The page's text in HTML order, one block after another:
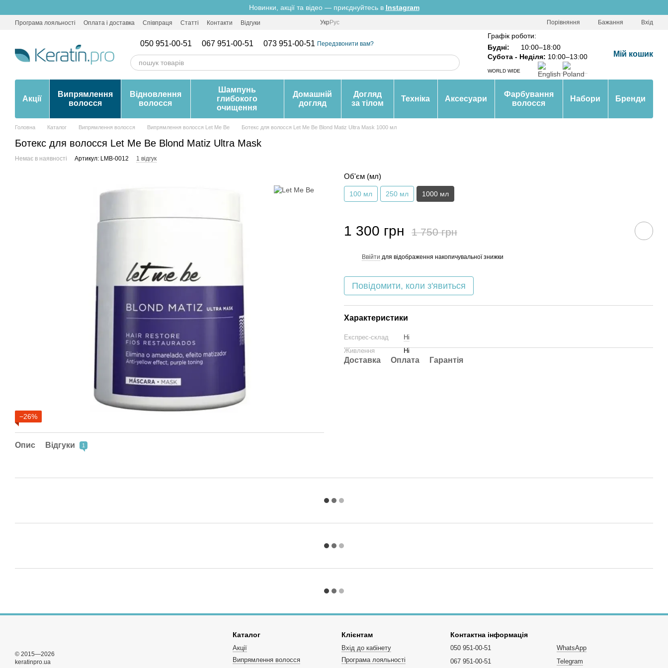
Новинки, акції та відео — приєднуйтесь в Instagram
Програма лояльності Оплата і доставка Співпраця Статті Контакти Відгуки УкрРус Порівняння Бажання Вхід
050 951-00-51 067 951-00-51 073 951-00-51 Передзвонити вам?
Графік роботи:
Будні:
10:00–18:00
Субота - Неділя: 10:00–13:00
WORLD WIDE
Мій кошик
Акції
Випрямлення
волосся
Відновлення
волосся
Шампунь
глибокого
очищення
Домашній
догляд
Догляд
за тілом
Техніка Аксесуари
Фарбування
волосся
Набори Бренди
Головна Каталог Випрямлення волосся Випрямлення волосся Let Me Be Ботекс для волосся Let Me Be Blond Matiz Ultra Mask 1000 мл
Ботекс для волосся Let Me Be Blond Matiz Ultra Mask
Немає в наявності Артикул: LMB-0012 1 відгук
−26%
Опис Відгуки 1
Об'єм (мл)
100 мл 250 мл 1000 мл
1 300 грн 1 750 грн
Ввійти для відображення накопичувальної знижки
Повідомити, коли з'явиться
Характеристики
Експрес-склад
Ні
Живлення
Ні
Доставка Оплата Гарантія
© 2015—2026
keratinpro.ua
Каталог
Акції
Випрямлення волосся
Клієнтам
Вхід до кабінету
Програма лояльності
Контактна інформація
050 951-00-51
067 951-00-51
WhatsApp
Telegram